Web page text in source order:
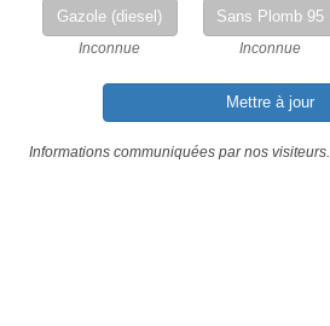
Gazole (diesel)
Inconnue
Sans Plomb 95
Inconnue
Mettre à jour
Informations communiquées par nos visiteurs.